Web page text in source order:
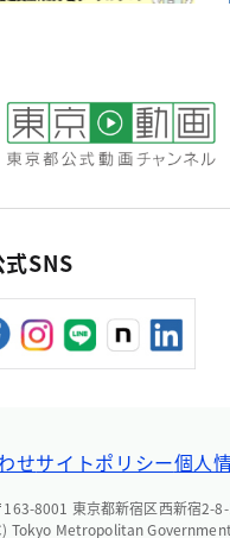
SNS
せサイトポリシー個人
8001 東京都新宿区西新宿2-
Tokyo Metropolitan